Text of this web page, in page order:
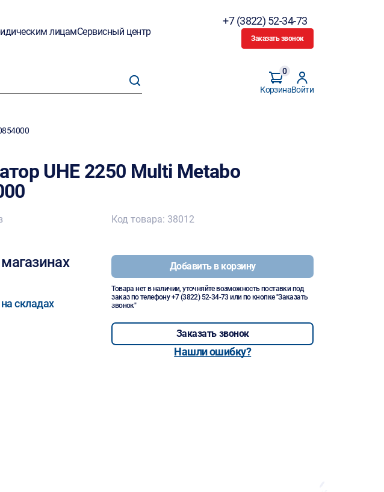
лицамСервисный центр
+7 (3822) 52-34-73
Заказать звонок
Корзина
0
Войти
UHE 2250 Multi Metabo
складах
Код товара: 38012
Добавить в корзину
Товара нет в наличии, уточняйте возможность поставки под
заказ по телефону+7 (3822) 52-34-73 или по кнопке "Заказать
звонок"
Заказать звонок
Нашли ошибку?